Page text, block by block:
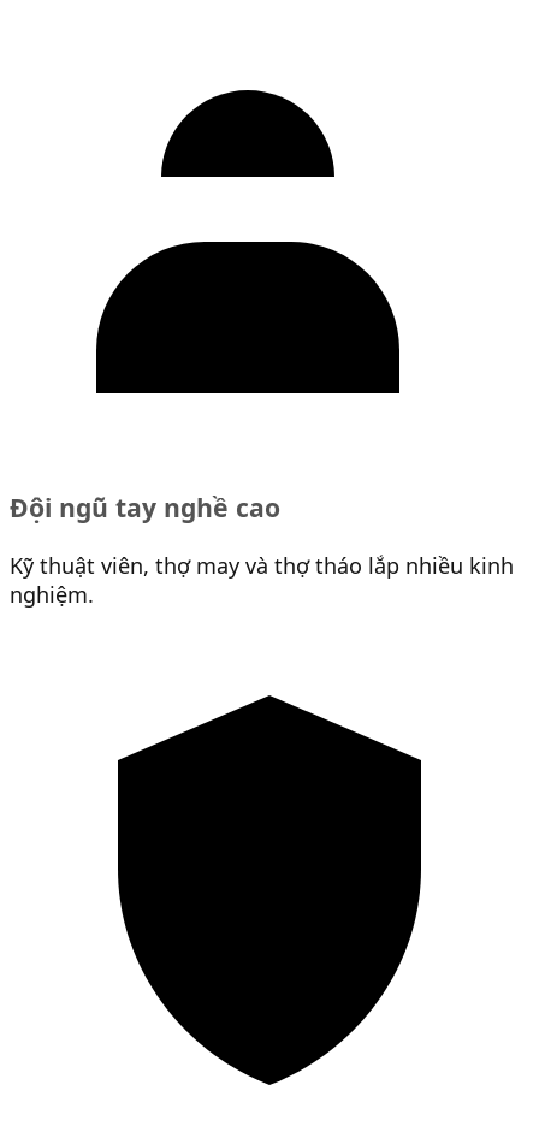
Đội ngũ tay nghề cao
Kỹ thuật viên, thợ may và thợ tháo lắp nhiều kinh
nghiệm.